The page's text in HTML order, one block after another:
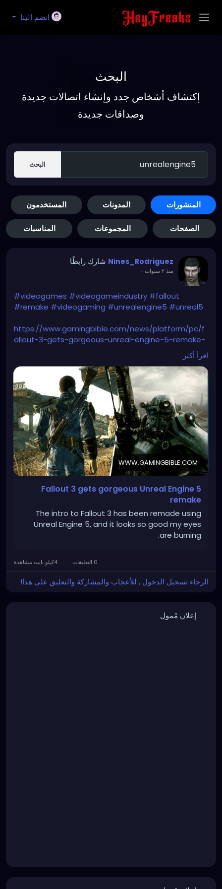
انضم إلينا
البحث
إكتشاف أشخاص جدد وإنشاء اتصالات جديدة
وصداقات جديدة
البحث
المنشورات المدونات المستخدمون
الصفحات المجموعات المناسبات
Nines_Rodriguez شارك رابطًا
منذ ٢ سنوات -
#videogames #videogameindustry #fallout
#remake #videogaming #unrealengine5 #unreal5
https://www.gamingbible.com/news/platform/pc/f
allout-3-gets-gorgeous-unreal-engine-5-remake-
اقرأ أكثر
WWW.GAMINGBIBLE.COM
Fallout 3 gets gorgeous Unreal Engine 5
remake
The intro to Fallout 3 has been remade using
Unreal Engine 5, and it looks so good my eyes
are burning.
الرجاء تسجيل الدخول , للأعجاب والمشاركة والتعليق على هذا!
إعلان مُمول